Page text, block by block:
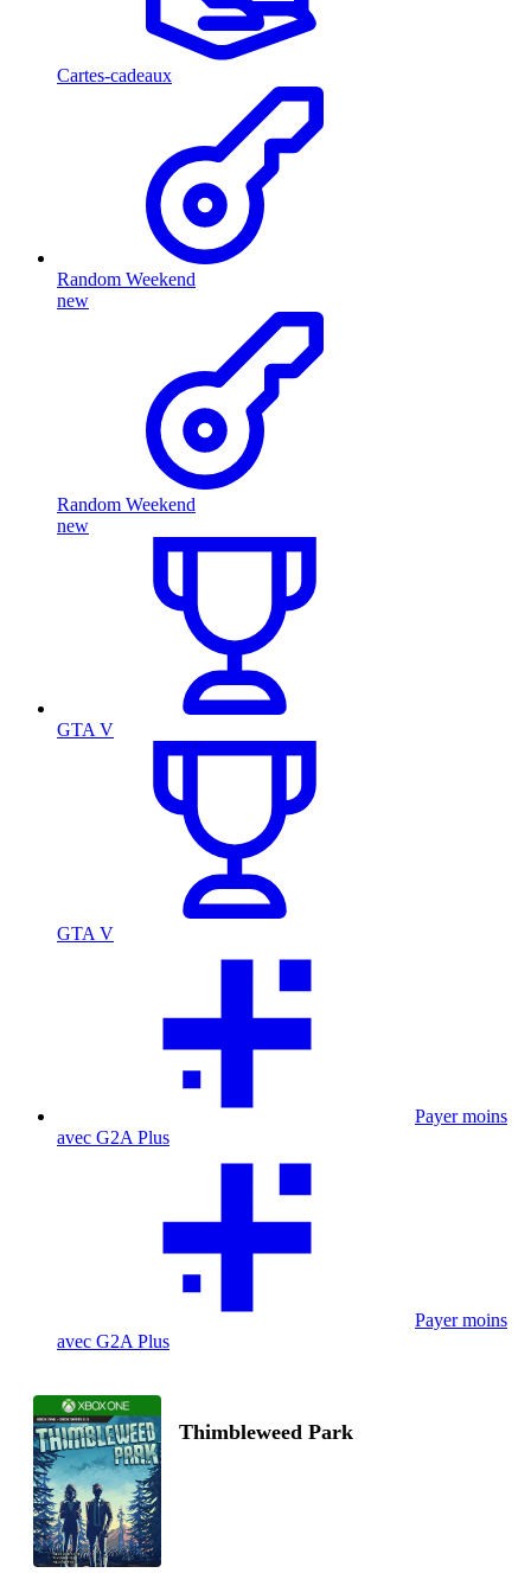
Cartes-cadeaux
Random Weekend
new
Random Weekend
new
GTA V
GTA V
Payer moins
avec G2A Plus
Payer moins
avec G2A Plus
Thimbleweed Park